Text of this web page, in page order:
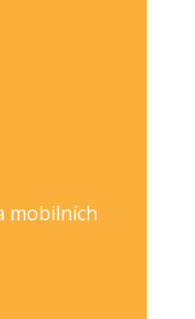
mobilních